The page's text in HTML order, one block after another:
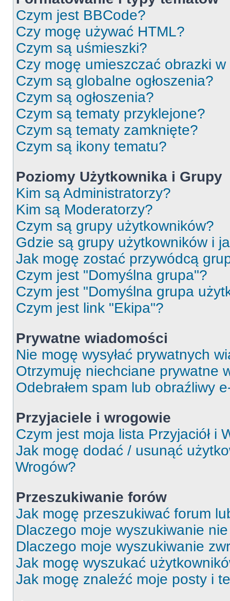
Czym jest BBCode?
Czy mogę używać HTML?
Czym są uśmieszki?
Czy mogę umieszczać obrazki
Czym są globalne ogłoszenia?
Czym są ogłoszenia?
Czym są tematy przyklejone?
Czym są tematy zamknięte?
Czym są ikony tematu?
Poziomy Użytkownika i Grupy
Kim są Administratorzy?
Kim są Moderatorzy?
Czym są grupy użytkowników?
Gdzie są grupy użytkowników i
Jak mogę zostać przywódcą
Czym jest "Domyślna grupa"?
Czym jest "Domyślna grupa
Czym jest link "Ekipa"?
Prywatne wiadomości
Nie mogę wysyłać prywatnych
Otrzymuję niechciane prywatne
Odebrałem spam lub obraźliwy
Przyjaciele i wrogowie
Czym jest moja lista Przyjaciół i
Jak mogę dodać / usunąć
Wrogów?
Przeszukiwanie forów
Jak mogę przeszukiwać forum
Dlaczego moje wyszukiwanie
Dlaczego moje wyszukiwanie
Jak mogę wyszukać
Jak mogę znaleźć moje posty i